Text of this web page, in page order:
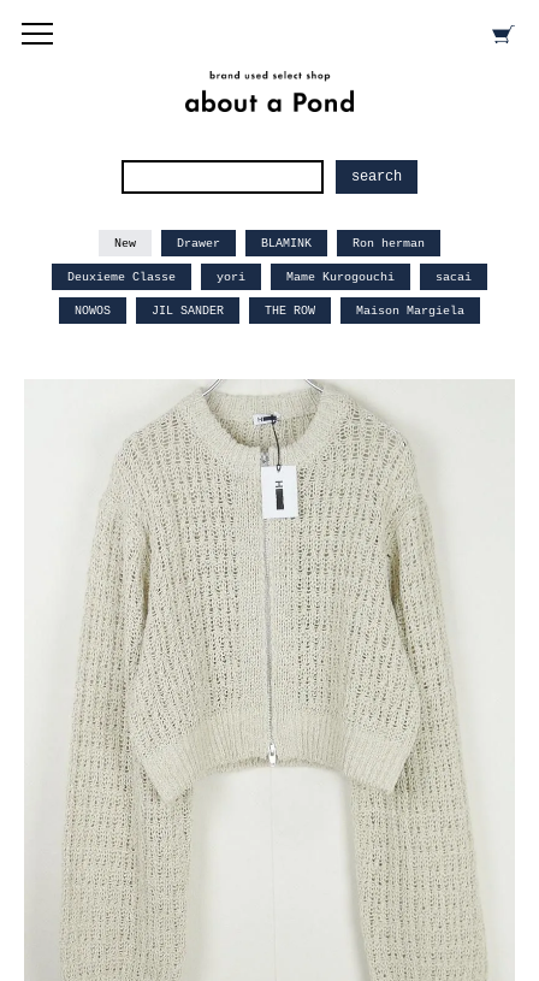
New Drawer BLAMINK Ron herman
Deuxieme Classe yori Mame Kurogouchi sacai
NOWOS JIL SANDER THE ROW Maison Margiela